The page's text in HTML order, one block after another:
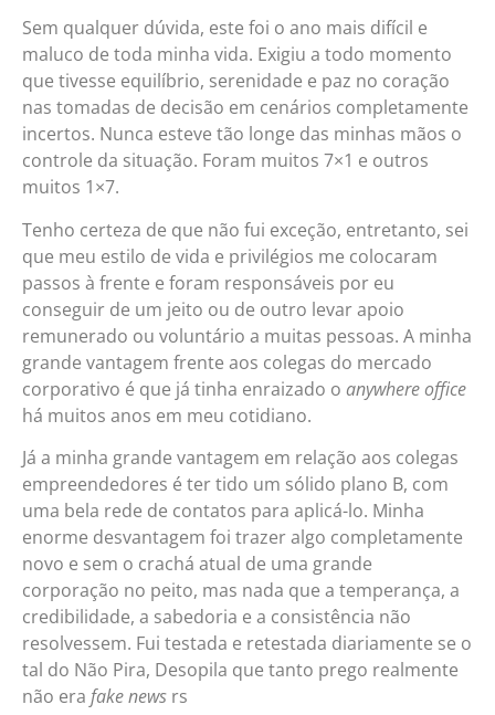
Sem qualquer dúvida, este foi o ano mais difícil e
maluco de toda minha vida. Exigiu a todo momento
que tivesse equilíbrio, serenidade e paz no coração
nas tomadas de decisão em cenários completamente
incertos. Nunca esteve tão longe das minhas mãos o
controle da situação. Foram muitos 7×1 e outros
muitos 1×7.
Tenho certeza de que não fui exceção, entretanto, sei
que meu estilo de vida e privilégios me colocaram
passos à frente e foram responsáveis por eu
conseguir de um jeito ou de outro levar apoio
remunerado ou voluntário a muitas pessoas. A minha
grande vantagem frente aos colegas do mercado
corporativo é que já tinha enraizado o anywhere office
há muitos anos em meu cotidiano.
Já a minha grande vantagem em relação aos colegas
empreendedores é ter tido um sólido plano B, com
uma bela rede de contatos para aplicá-lo. Minha
enorme desvantagem foi trazer algo completamente
novo e sem o crachá atual de uma grande
corporação no peito, mas nada que a temperança, a
credibilidade, a sabedoria e a consistência não
resolvessem. Fui testada e retestada diariamente se o
tal do Não Pira, Desopila que tanto prego realmente
não era fake news rs